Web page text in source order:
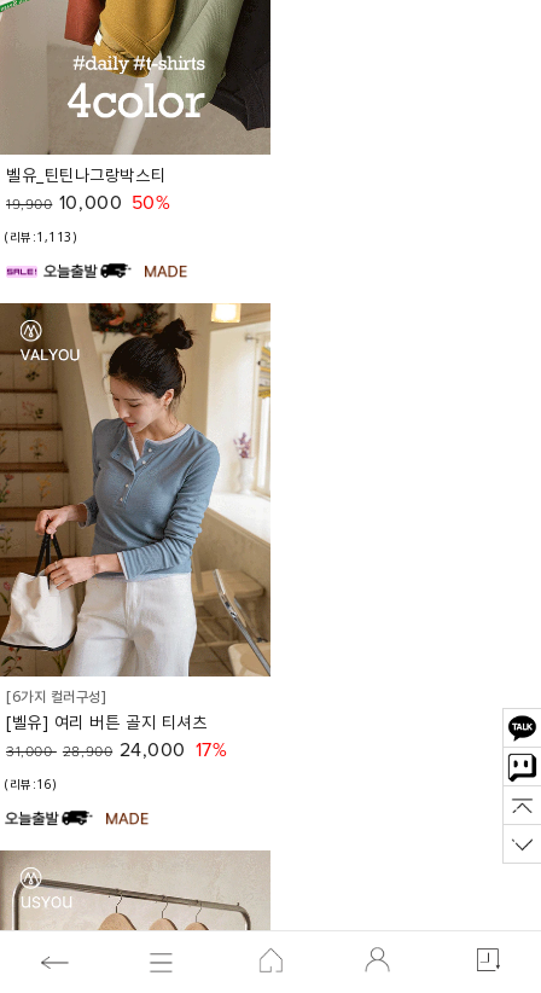
벨유_틴틴나그랑박스티
19,900 10,000 50%
(리뷰:1,113)
[6가지 컬러구성]
[벨유] 여리 버튼 골지 티셔츠
31,000 28,900 24,000 17%
(리뷰:16)